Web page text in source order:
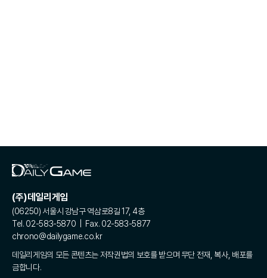
(주)데일리게임
(06250) 서울시 강남구 역삼로8길 17, 4층
Tel. 02-583-5870 | Fax. 02-583-5877
chrono@dailygame.co.kr
데일리게임의 모든 콘텐츠는 저작권법의 보호를 받으며 무단 전재, 복사, 배포를
금합니다.